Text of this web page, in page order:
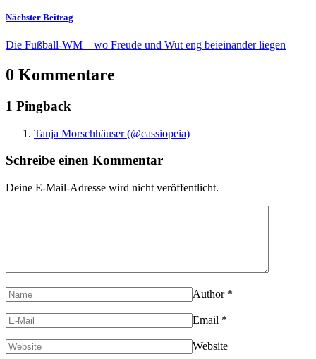
Nächster Beitrag
Die Fußball-WM – wo Freude und Wut eng beieinander liegen
0 Kommentare
1 Pingback
Tanja Morschhäuser (@cassiopeia)
Schreibe einen Kommentar
Deine E-Mail-Adresse wird nicht veröffentlicht.
Author *
Email *
Website